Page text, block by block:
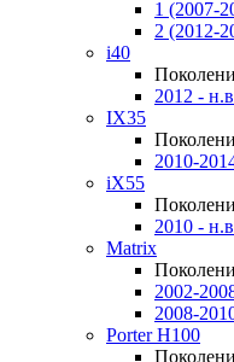
1 (2007-
2 (2012-
i40
2012 -
IX35
2010-
iX55
2010 -
Matrix
2002-
2008-
Porter H100